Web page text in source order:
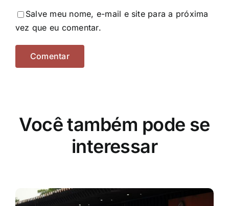
Salve meu nome, e-mail e site para a próxima
vez que eu comentar.
Você também pode se
interessar